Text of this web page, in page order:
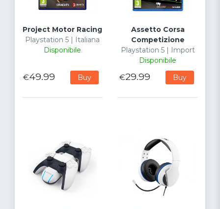
Project Motor Racing
Playstation 5 | Italiana
Disponibile
€49.99 Buy
Assetto Corsa
Competizione
Playstation 5 | Import
Disponibile
€29.99 Buy